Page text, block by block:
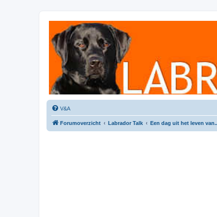
Labradorforum
Het gezelligste Labradorforum van Nederland en België!
V&A
Forumoverzicht Labrador Talk Een dag uit het leven